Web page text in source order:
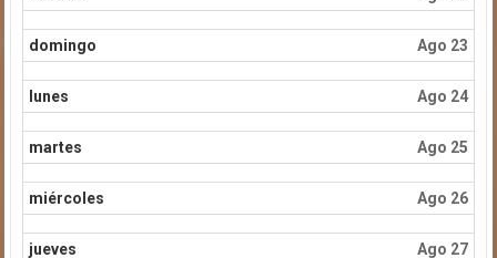
domingo Ago 23
lunes Ago 24
martes Ago 25
miércoles Ago 26
jueves Ago 27